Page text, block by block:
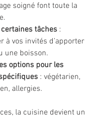
soigné font toute la
tâches :
à vos invités d’apporter
une boisson.
options pour les
: végétarien,
allergies.
la cuisine devient un